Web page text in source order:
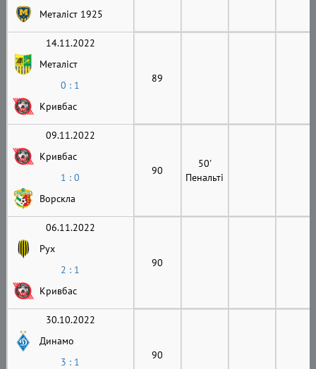
Металіст 1925
14.11.2022
Металіст
0 : 1
Кривбас
89
09.11.2022
Кривбас
1 : 0
Ворскла
90
50'
Пенальті
06.11.2022
Рух
2 : 1
Кривбас
90
30.10.2022
Динамо
3 : 1
90